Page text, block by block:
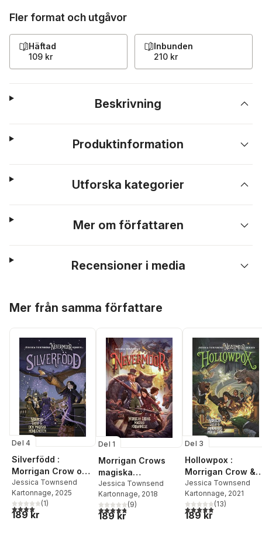
Fler format och utgåvor
Häftad
109 kr
Inbunden
210 kr
Beskrivning
Produktinformation
Utforska kategorier
Mer om författaren
Recensioner i media
Mer från samma författare
Del 4
Silverfödd :
Morrigan Crow och
den magiska
hemligheten
Jessica Townsend
Kartonnage, 2025
4,0utav 5 stjärnor. Totalt antal röster:
(1)
189 kr
Del 1
Morrigan Crows
magiska
förbannelse
Jessica Townsend
Kartonnage, 2018
4,8utav 5 stjärnor. Totalt antal röster:
(9)
189 kr
Del 3
Hollowpox :
Morrigan Crow &
wundjurens mörka
gåta
Jessica Townsend
Kartonnage, 2021
4,9utav 5 stjärnor.
(13)
189 kr